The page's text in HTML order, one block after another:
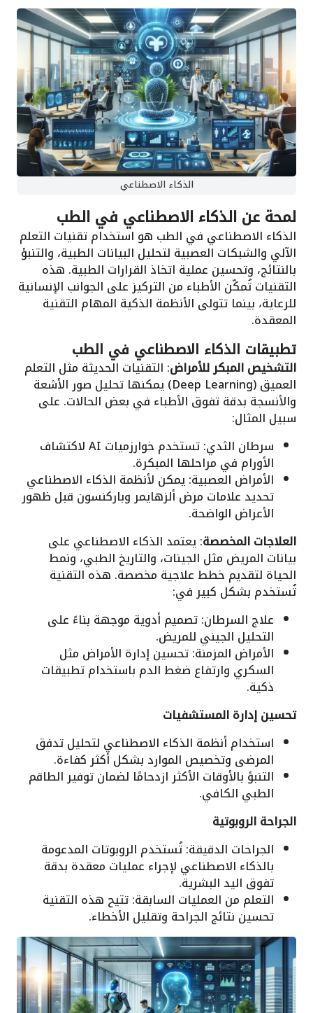
الذكاء الاصطناعي
لمحة عن الذكاء الاصطناعي في الطب
الذكاء الاصطناعي في الطب هو استخدام تقنيات التعلم
الآلي والشبكات العصبية لتحليل البيانات الطبية، والتنبؤ
بالنتائج، وتحسين عملية اتخاذ القرارات الطبية. هذه
التقنيات تُمكّن الأطباء من التركيز على الجوانب الإنسانية
للرعاية، بينما تتولى الأنظمة الذكية المهام التقنية
المعقدة.
تطبيقات الذكاء الاصطناعي في الطب
التشخيص المبكر للأمراض: التقنيات الحديثة مثل التعلم
العميق (Deep Learning) يمكنها تحليل صور الأشعة
والأنسجة بدقة تفوق الأطباء في بعض الحالات. على
سبيل المثال:
سرطان الثدي: تستخدم خوارزميات AI لاكتشاف
الأورام في مراحلها المبكرة.
الأمراض العصبية: يمكن لأنظمة الذكاء الاصطناعي
تحديد علامات مرض ألزهايمر وباركنسون قبل ظهور
الأعراض الواضحة.
العلاجات المخصصة: يعتمد الذكاء الاصطناعي على
بيانات المريض مثل الجينات، والتاريخ الطبي، ونمط
الحياة لتقديم خطط علاجية مخصصة. هذه التقنية
تُستخدم بشكل كبير في:
علاج السرطان: تصميم أدوية موجهة بناءً على
التحليل الجيني للمريض.
الأمراض المزمنة: تحسين إدارة الأمراض مثل
السكري وارتفاع ضغط الدم باستخدام تطبيقات
ذكية.
تحسين إدارة المستشفيات
استخدام أنظمة الذكاء الاصطناعي لتحليل تدفق
المرضى وتخصيص الموارد بشكل أكثر كفاءة.
التنبؤ بالأوقات الأكثر ازدحامًا لضمان توفير الطاقم
الطبي الكافي.
الجراحة الروبوتية
الجراحات الدقيقة: تُستخدم الروبوتات المدعومة
بالذكاء الاصطناعي لإجراء عمليات معقدة بدقة
تفوق اليد البشرية.
التعلم من العمليات السابقة: تتيح هذه التقنية
تحسين نتائج الجراحة وتقليل الأخطاء.